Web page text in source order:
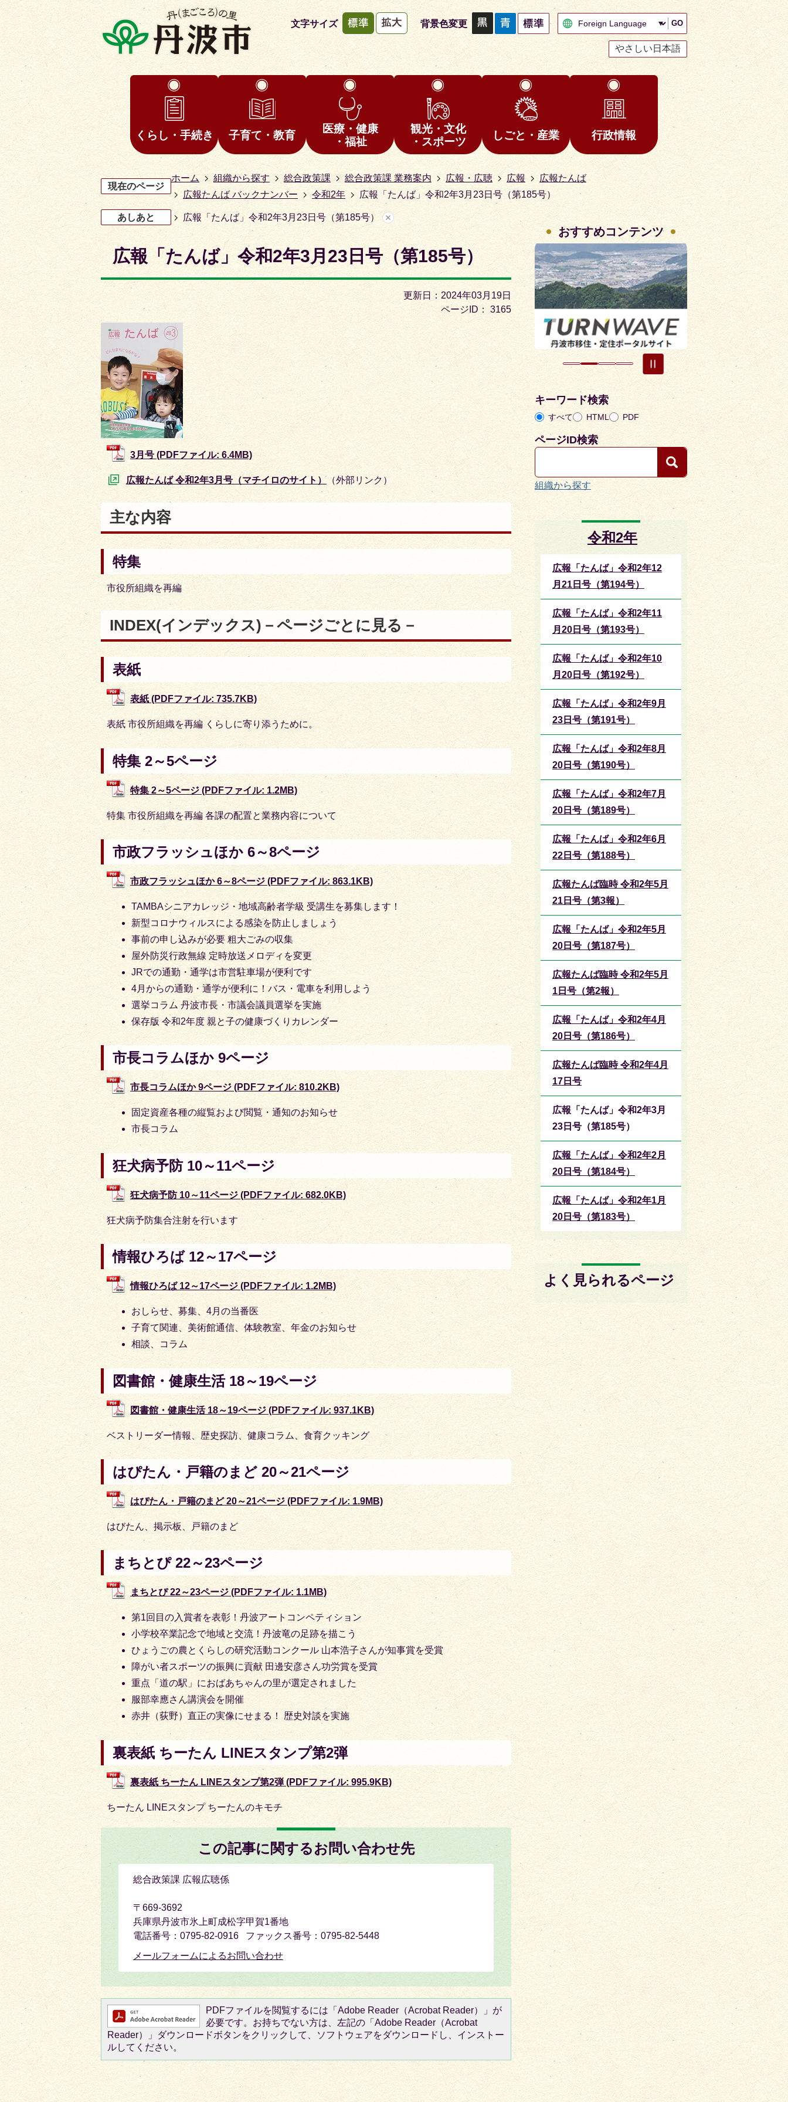
文字サイズ 背景色変更 GO
やさしい日本語
くらし・手続き 子育て・教育
医療・健康
・福祉
観光・文化
・スポーツ
しごと・産業 行政情報
現在のページ
ホーム 組織から探す 総合政策課 総合政策課 業務案内 広報・広聴 広報
広報たんば
広報たんば バックナンバー
令和2年 広報「たんば」令和2年3月23日号（第185号）
あしあと 広報「たんば」令和2年3月23日号（第185号）
広報「たんば」令和2年3月23日号（第185号）
更新日：2024年03月19日
ページID：
3165
3月号 (PDFファイル: 6.4MB)
広報たんば 令和2年3月号（マチイロのサイト） （外部リンク）
主な内容
特集
市役所組織を再編
INDEX(インデックス)－ページごとに見る－
表紙
表紙 (PDFファイル: 735.7KB)
表紙 市役所組織を再編 くらしに寄り添うために。
特集 2～5ページ
特集 2～5ページ (PDFファイル: 1.2MB)
特集 市役所組織を再編 各課の配置と業務内容について
市政フラッシュほか 6～8ページ
市政フラッシュほか 6～8ページ (PDFファイル: 863.1KB)
TAMBAシニアカレッジ・地域高齢者学級 受講生を募集します！
新型コロナウィルスによる感染を防止しましょう
事前の申し込みが必要 粗大ごみの収集
屋外防災行政無線 定時放送メロディを変更
JRでの通勤・通学は市営駐車場が便利です
4月からの通勤・通学が便利に！バス・電車を利用しよう
選挙コラム 丹波市長・市議会議員選挙を実施
保存版 令和2年度 親と子の健康づくりカレンダー
市長コラムほか 9ページ
市長コラムほか 9ページ (PDFファイル: 810.2KB)
固定資産各種の縦覧および閲覧・通知のお知らせ
市長コラム
狂犬病予防 10～11ページ
狂犬病予防 10～11ページ (PDFファイル: 682.0KB)
狂犬病予防集合注射を行います
情報ひろば 12～17ページ
情報ひろば 12～17ページ (PDFファイル: 1.2MB)
おしらせ、募集、4月の当番医
子育て関連、美術館通信、体験教室、年金のお知らせ
相談、コラム
図書館・健康生活 18～19ページ
図書館・健康生活 18～19ページ (PDFファイル: 937.1KB)
ベストリーダー情報、歴史探訪、健康コラム、食育クッキング
はぴたん・戸籍のまど 20～21ページ
はぴたん・戸籍のまど 20～21ページ (PDFファイル: 1.9MB)
はびたん、掲示板、戸籍のまど
まちとぴ 22～23ページ
まちとぴ 22～23ページ (PDFファイル: 1.1MB)
第1回目の入賞者を表彰！丹波アートコンペティション
小学校卒業記念で地域と交流！丹波竜の足跡を描こう
ひょうごの農とくらしの研究活動コンクール 山本浩子さんが知事賞を受賞
障がい者スポーツの振興に貢献 田邊安彦さん功労賞を受賞
重点「道の駅」におばあちゃんの里が選定されました
服部幸應さん講演会を開催
赤井（荻野）直正の実像にせまる！ 歴史対談を実施
裏表紙 ちーたん LINEスタンプ第2弾
裏表紙 ちーたん LINEスタンプ第2弾 (PDFファイル: 995.9KB)
ちーたん LINEスタンプ ちーたんのキモチ
この記事に関するお問い合わせ先
総合政策課 広報広聴係
〒669-3692
兵庫県丹波市氷上町成松字甲賀1番地
電話番号：0795-82-0916 ファックス番号：0795-82-5448
メールフォームによるお問い合わせ
PDFファイルを閲覧するには「Adobe Reader（Acrobat Reader）」が
必要です。お持ちでない方は、左記の「Adobe Reader（Acrobat
Reader）」ダウンロードボタンをクリックして、ソフトウェアをダウンロードし、インストー
ルしてください。
おすすめコンテンツ
枚
ス
枚
の
ス
2
枚
目
の
イ
3
枚
目
ラ
キーワード検索
すべて HTML PDF
ページID検索
組織から探す
令和2年
広報「たんば」令和2年12
月21日号（第194号）
広報「たんば」令和2年11
月20日号（第193号）
広報「たんば」令和2年10
月20日号（第192号）
広報「たんば」令和2年9月
23日号（第191号）
広報「たんば」令和2年8月
20日号（第190号）
広報「たんば」令和2年7月
20日号（第189号）
広報「たんば」令和2年6月
22日号（第188号）
広報たんば臨時 令和2年5月
21日号（第3報）
広報「たんば」令和2年5月
20日号（第187号）
広報たんば臨時 令和2年5月
1日号（第2報）
広報「たんば」令和2年4月
20日号（第186号）
広報たんば臨時 令和2年4月
17日号
広報「たんば」令和2年3月
23日号（第185号）
広報「たんば」令和2年2月
20日号（第184号）
広報「たんば」令和2年1月
20日号（第183号）
よく見られるページ